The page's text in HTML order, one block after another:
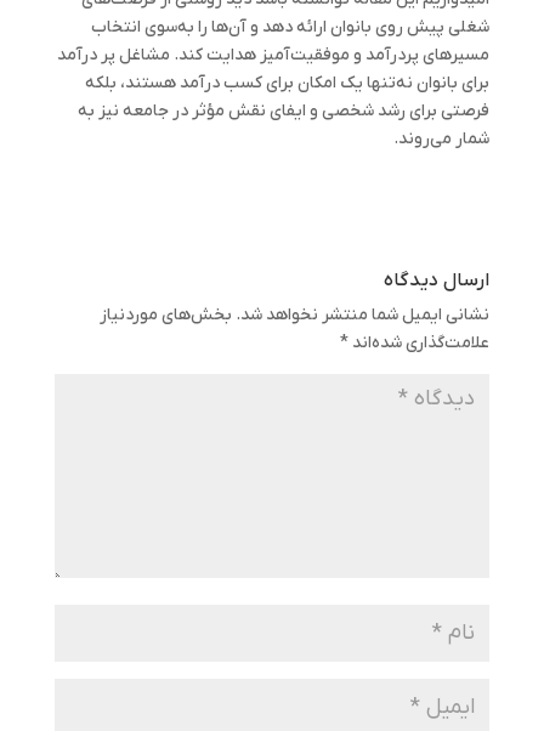
شغلی پیش روی بانوان ارائه دهد و آن‌ها را به‌سوی انتخاب
مسیرهای پردرآمد و موفقیت‌آمیز هدایت کند. مشاغل پر درآمد
برای بانوان نه‌تنها یک امکان برای کسب درآمد هستند، بلکه
فرصتی برای رشد شخصی و ایفای نقش مؤثر در جامعه نیز به
شمار می‌روند.
ارسال دیدگاه
نشانی ایمیل شما منتشر نخواهد شد. بخش‌های موردنیاز
علامت‌گذاری شده‌اند *